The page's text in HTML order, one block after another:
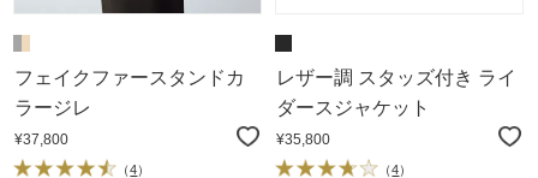
フェイクファースタンドカ
ラージレ
¥37,800
（4）
レザー調 スタッズ付き ライ
ダースジャケット
¥35,800
（4）